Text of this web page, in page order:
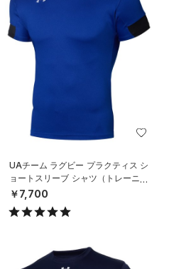
UAチーム ラグビー プラクティス シ
ョートスリーブ シャツ（トレーニン
グ/MEN）
￥7,700